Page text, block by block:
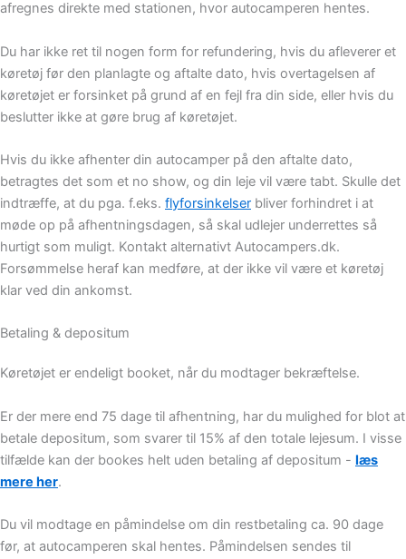
afregnes direkte med stationen, hvor autocamperen hentes.
Du har ikke ret til nogen form for refundering, hvis du afleverer et
køretøj før den planlagte og aftalte dato, hvis overtagelsen af
køretøjet er forsinket på grund af en fejl fra din side, eller hvis du
beslutter ikke at gøre brug af køretøjet.
Hvis du ikke afhenter din autocamper på den aftalte dato,
betragtes det som et no show, og din leje vil være tabt. Skulle det
indtræffe, at du pga. f.eks. flyforsinkelser bliver forhindret i at
møde op på afhentningsdagen, så skal udlejer underrettes så
hurtigt som muligt. Kontakt alternativt Autocampers.dk.
Forsømmelse heraf kan medføre, at der ikke vil være et køretøj
klar ved din ankomst.
Betaling & depositum
Køretøjet er endeligt booket, når du modtager bekræftelse.
Er der mere end 75 dage til afhentning, har du mulighed for blot at
betale depositum, som svarer til 15% af den totale lejesum. I visse
tilfælde kan der bookes helt uden betaling af depositum - læs
mere her.
Du vil modtage en påmindelse om din restbetaling ca. 90 dage
før, at autocamperen skal hentes. Påmindelsen sendes til